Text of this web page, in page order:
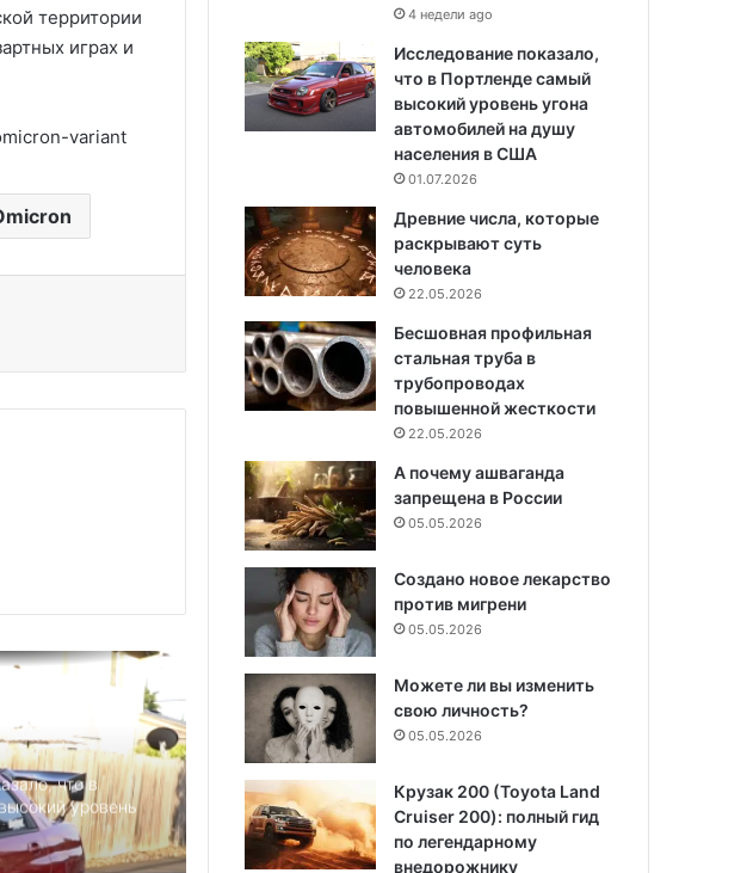
территории
играх и
variant
избыток
в Майами,
что в
уровень
на душу
4 недели ago
Исследование показало,
что в Портленде самый
высокий уровень угона
автомобилей на душу
населения в США
01.07.2026
Древние числа, которые
раскрывают суть
человека
22.05.2026
Бесшовная профильная
стальная труба в
трубопроводах
повышенной жесткости
22.05.2026
А почему ашваганда
запрещена в России
05.05.2026
Создано новое лекарство
против мигрени
05.05.2026
Можете ли вы изменить
свою личность?
05.05.2026
Крузак 200 (Toyota Land
Cruiser 200): полный гид
по легендарному
внедорожнику